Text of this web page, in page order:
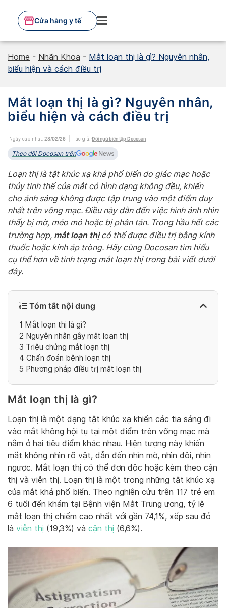
content
Cửa hàng y tế
Home - Nhãn Khoa - Mắt loạn thị là gì? Nguyên nhân,
biểu hiện và cách điều trị
Mắt loạn thị là gì? Nguyên nhân,
biểu hiện và cách điều trị
Ngày cập nhật: 28/02/26 Tác giả: Đội ngũ biên tập Docosan
Theo dõi Docosan trên
Loạn thị là tật khúc xạ khá phổ biến do giác mạc hoặc
thủy tinh thể của mắt có hình dạng không đều, khiến
cho ánh sáng không được tập trung vào một điểm duy
nhất trên võng mạc. Điều này dẫn đến việc hình ảnh nhìn
thấy bị mờ, méo mó hoặc bị phân tán. Trong hầu hết các
trường hợp, mắt loạn thịcó thể được điều trị bằng kính
thuốc hoặc kính áp tròng. Hãy cùng Docosan tìm hiểu
cụ thể hơn về tình trạng mắt loạn thị trong bài viết dưới
đây.
Tóm tắt nội dung
1 Mắt loạn thị là gì?
2 Nguyên nhân gây mắt loạn thị
3 Triệu chứng mắt loạn thị
4 Chẩn đoán bệnh loạn thị
5 Phương pháp điều trị mắt loạn thị
Mắt loạn thị là gì?
Loạn thị là một dạng tật khúc xạ khiến các tia sáng đi
vào mắt không hội tụ tại một điểm trên võng mạc mà
nằm ở hai tiêu điểm khác nhau. Hiện tượng này khiến
mắt không nhìn rõ vật, dẫn đến nhìn mờ, nhìn đôi, nhìn
ngược. Mắt loạn thị có thể đơn độc hoặc kèm theo cận
thị và viễn thị. Loạn thị là một trong những tật khúc xạ
của mắt khá phổ biến. Theo nghiên cứu trên 117 trẻ em
6 tuổi đến khám tại Bệnh viện Mắt Trung ương, tỷ lệ
mắt loạn thị chiếm cao nhất với gần 74,1%, xếp sau đó
là viễn thị (19,3%) và cận thị (6,6%).